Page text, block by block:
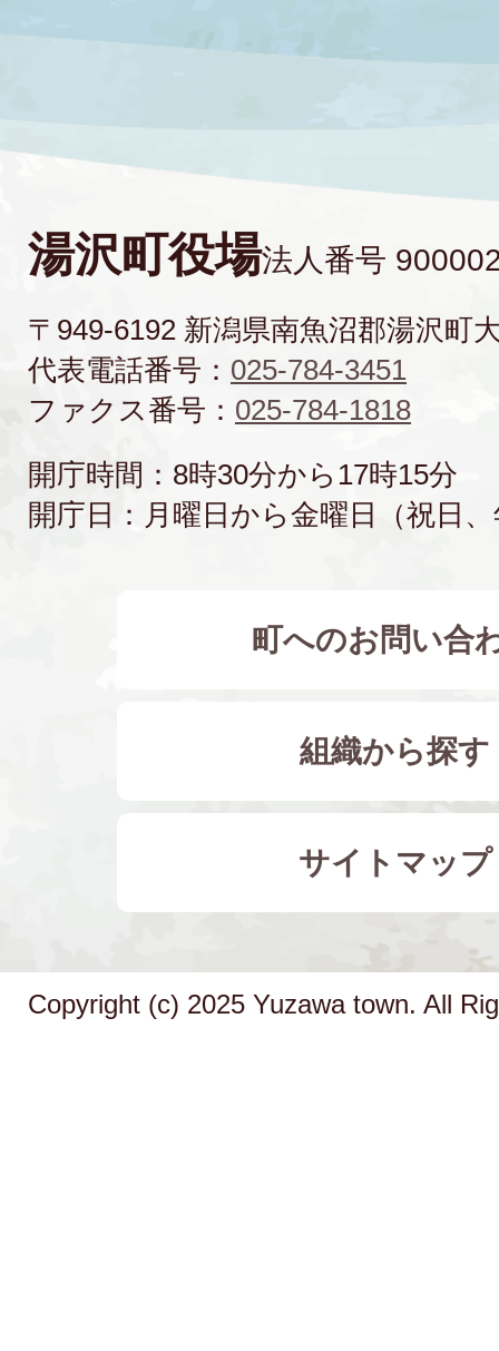
湯沢町役場法人番号
〒949-6192 新潟県南魚沼郡湯沢町
代表電話番号： 025-784-3451
ファクス番号： 025-784-1818
開庁時間：8時30分から17時15分
開庁日：月曜日から金曜日（祝日
町へのお問い合
組織から探す
サイトマップ
Copyright (c) 2025 Yuzawa town. All